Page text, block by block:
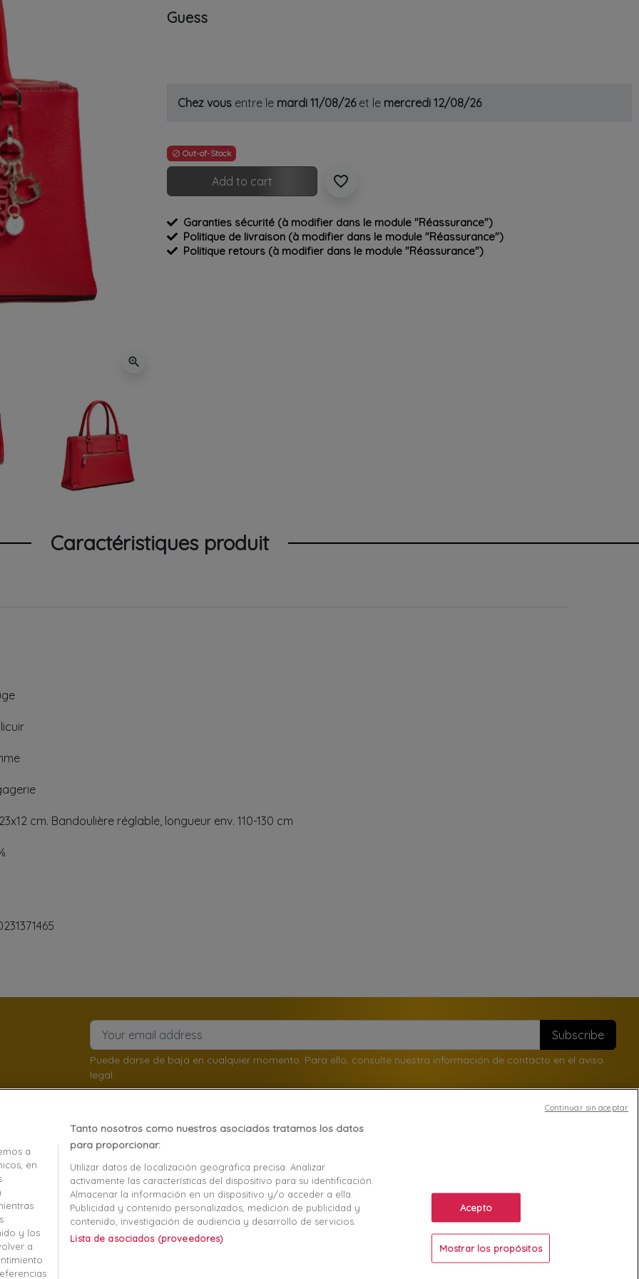
zoom_in
Guess
Chez vous entre le mardi 11/08/26et le mercredi 12/08/26
 Out-of-Stock
Add to cart favorite_border
Garanties sécurité (à modifier dans le module "Réassurance")
Politique de livraison (à modifier dans le module "Réassurance")
Politique retours (à modifier dans le module "Réassurance")
Caractéristiques produit
cm. Bandoulière réglable, longueur env. 110-130 cm
Puede darse de baja en cualquier momento. Para ello, consulte nuestra información de contacto en el aviso
legal.
remboursement
Mentions légales
Conditions générales
Magasin de chaussures à Voiron 38
Create account
a
en
y los
a
Tanto nosotros como nuestros asociados tratamos los datos
para proporcionar:
Utilizar datos de localización geográfica precisa. Analizar
activamente las características del dispositivo para su identificación.
Almacenar la información en un dispositivo y/o acceder a ella.
Publicidad y contenido personalizados, medición de publicidad y
contenido, investigación de audiencia y desarrollo de servicios.
Lista de asociados (proveedores)
Acepto
Mostrar los propósitos
Continuar sin aceptar